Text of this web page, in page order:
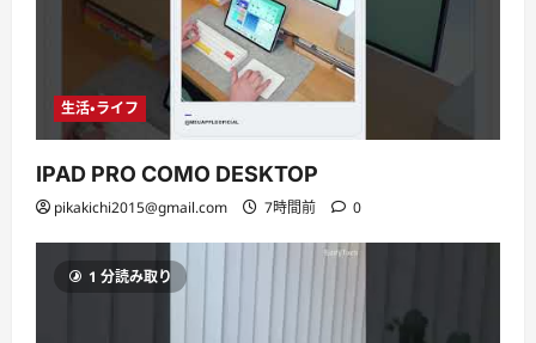
生活・ライフ
IPAD PRO COMO DESKTOP
pikakichi2015@gmail.com 7時間前 0
1 分読み取り